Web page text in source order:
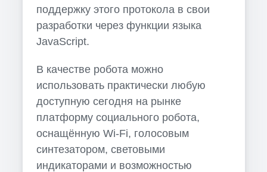
поддержку этого протокола в свои
разработки через функции языка
JavaScript.
В качестве робота можно
использовать практически любую
доступную сегодня на рынке
платформу социального робота,
оснащённую Wi-Fi, голосовым
синтезатором, световыми
индикаторами и возможностью